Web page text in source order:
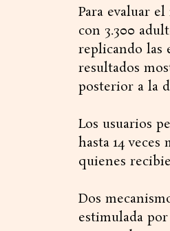
Para evaluar
con 3.300
replicando las
resultados
posterior a la
Los usuarios
hasta 14
quienes
Dos
estimulada